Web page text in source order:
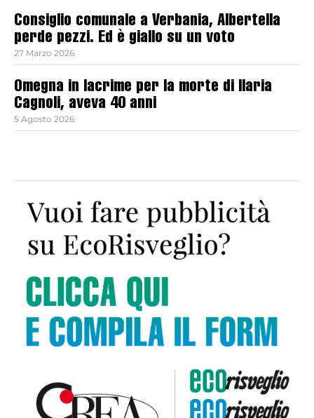
Consiglio comunale a Verbania, Albertella
perde pezzi. Ed è giallo su un voto
27 Marzo 2026
Omegna in lacrime per la morte di Ilaria
Cagnoli, aveva 40 anni
5 Agosto 2026